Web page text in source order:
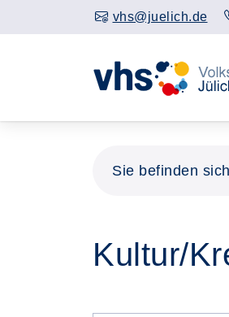
vhs@juelich.de
Sie befinden
Kultur/